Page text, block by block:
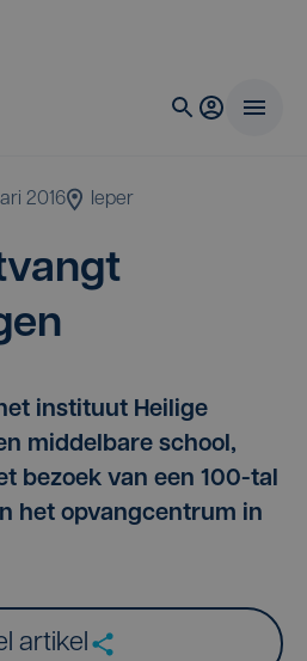
2016 Ieper
instituut Heilige
middelbare school,
bezoek van een 100-tal
het opvangcentrum in
artikel